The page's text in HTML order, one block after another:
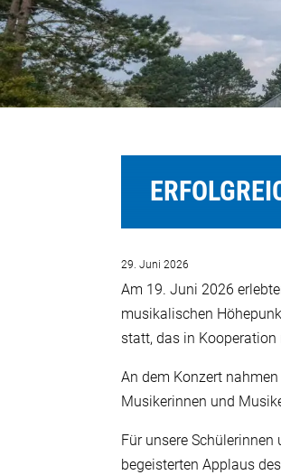
29. Juni 2026
Am 19. Juni 2026
musikalischen
statt, das in
An dem Konzert
Musikerinnen und
Für unsere
begeisterten Applaus